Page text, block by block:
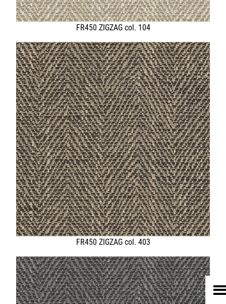
HOME
UNTERNEHMEN
FELL
TEXTIL
ECO FRIENDLY